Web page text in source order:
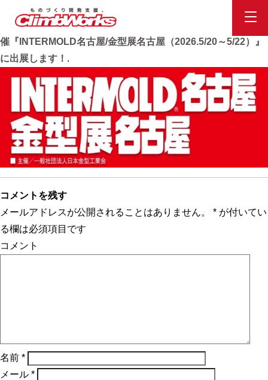
展示会0520
Published2026.5.11at525 × 168
ポートメッセなごやで開
催『INTERMOLD名古屋/金型展名古屋（2026.5/20～5/22）』
に出展します！ .
コメントを残す
メールアドレスが公開されることはありません。
* が付いてい
る欄は必須項目です
コメント
名前 *
メール *